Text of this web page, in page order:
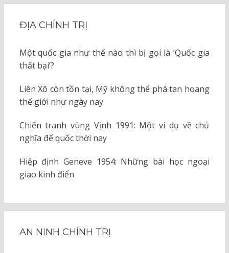
ĐỊA CHÍNH TRỊ
Một quốc gia như thế nào thì bị gọi là ‘Quốc gia
thất bại’?
Liên Xô còn tồn tại, Mỹ không thể phá tan hoang
thế giới như ngày nay
Chiến tranh vùng Vịnh 1991: Một ví dụ về chủ
nghĩa đế quốc thời nay
Hiệp định Geneve 1954: Những bài học ngoại
giao kinh điển
AN NINH CHÍNH TRỊ